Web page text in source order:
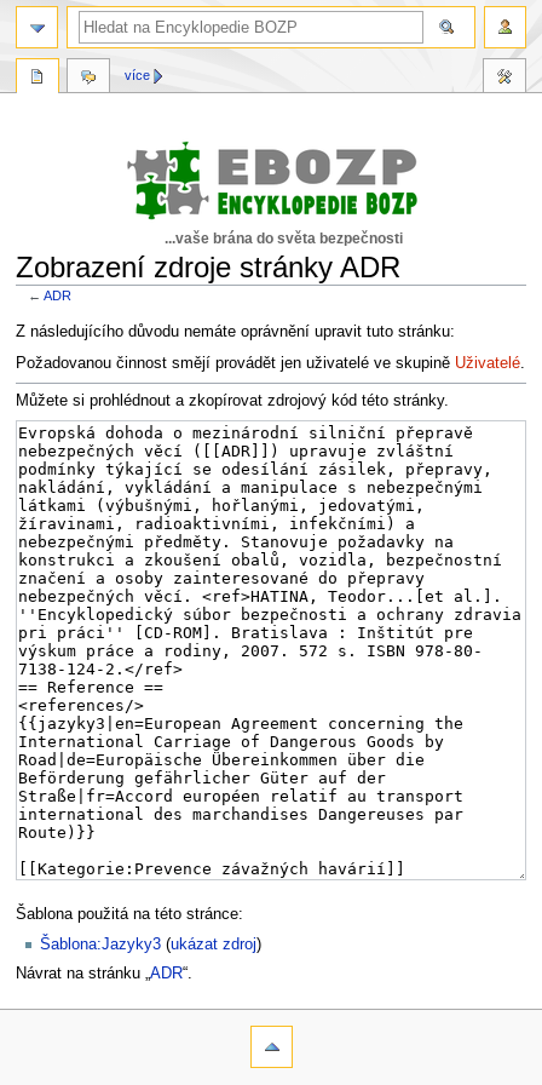
...vaše brána do světa bezpečnosti
Zobrazení zdroje stránky ADR
←ADR
Skočit
na
Skočit
na
Z následujícího důvodu nemáte oprávnění upravit tuto stránku:
Požadovanou činnost smějí provádět jen uživatelé ve skupině Uživatelé.
Můžete si prohlédnout a zkopírovat zdrojový kód této stránky.
Šablona použitá na této stránce:
Šablona:Jazyky3 (ukázat zdroj)
Návrat na stránku „ADR“.
více